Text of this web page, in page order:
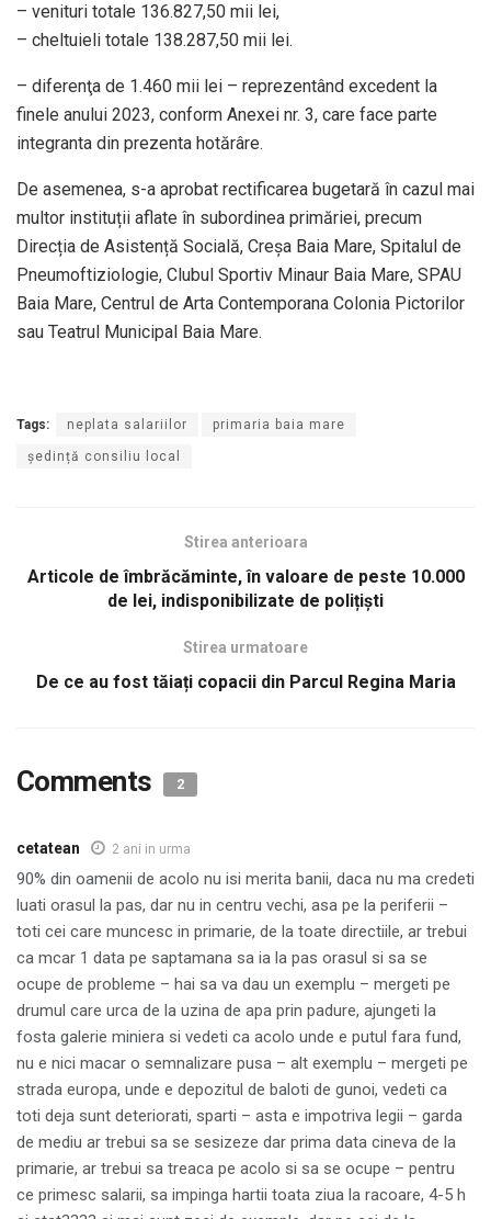
– venituri totale 136.827,50 mii lei,
– cheltuieli totale 138.287,50 mii lei.
– diferenţa de 1.460 mii lei – reprezentând excedent la
finele anului 2023, conform Anexei nr. 3, care face parte
integranta din prezenta hotărâre.
De asemenea, s-a aprobat rectificarea bugetară în cazul mai
multor instituții aflate în subordinea primăriei, precum
Direcția de Asistență Socială, Creșa Baia Mare, Spitalul de
Pneumoftiziologie, Clubul Sportiv Minaur Baia Mare, SPAU
Baia Mare, Centrul de Arta Contemporana Colonia Pictorilor
sau Teatrul Municipal Baia Mare.
Tags: neplata salariilor primaria baia mare
ședință consiliu local
Stirea anterioara
Articole de îmbrăcăminte, în valoare de peste 10.000
de lei, indisponibilizate de polițiști
Stirea urmatoare
De ce au fost tăiați copacii din Parcul Regina Maria
Comments 2
cetatean 2 ani in urma
90% din oamenii de acolo nu isi merita banii, daca nu ma credeti
luati orasul la pas, dar nu in centru vechi, asa pe la periferii –
toti cei care muncesc in primarie, de la toate directiile, ar trebui
ca mcar 1 data pe saptamana sa ia la pas orasul si sa se
ocupe de probleme – hai sa va dau un exemplu – mergeti pe
drumul care urca de la uzina de apa prin padure, ajungeti la
fosta galerie miniera si vedeti ca acolo unde e putul fara fund,
nu e nici macar o semnalizare pusa – alt exemplu – mergeti pe
strada europa, unde e depozitul de baloti de gunoi, vedeti ca
toti deja sunt deteriorati, sparti – asta e impotriva legii – garda
de mediu ar trebui sa se sesizeze dar prima data cineva de la
primarie, ar trebui sa treaca pe acolo si sa se ocupe – pentru
ce primesc salarii, sa impinga hartii toata ziua la racoare, 4-5 h